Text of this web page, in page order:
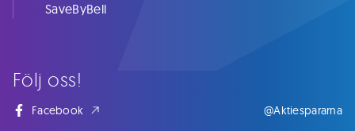
Följ oss!
Facebook @Aktiespararna
SaveByBell